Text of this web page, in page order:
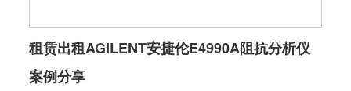
租赁出租AGILENT安捷伦E4990A阻抗分析仪
案例分享